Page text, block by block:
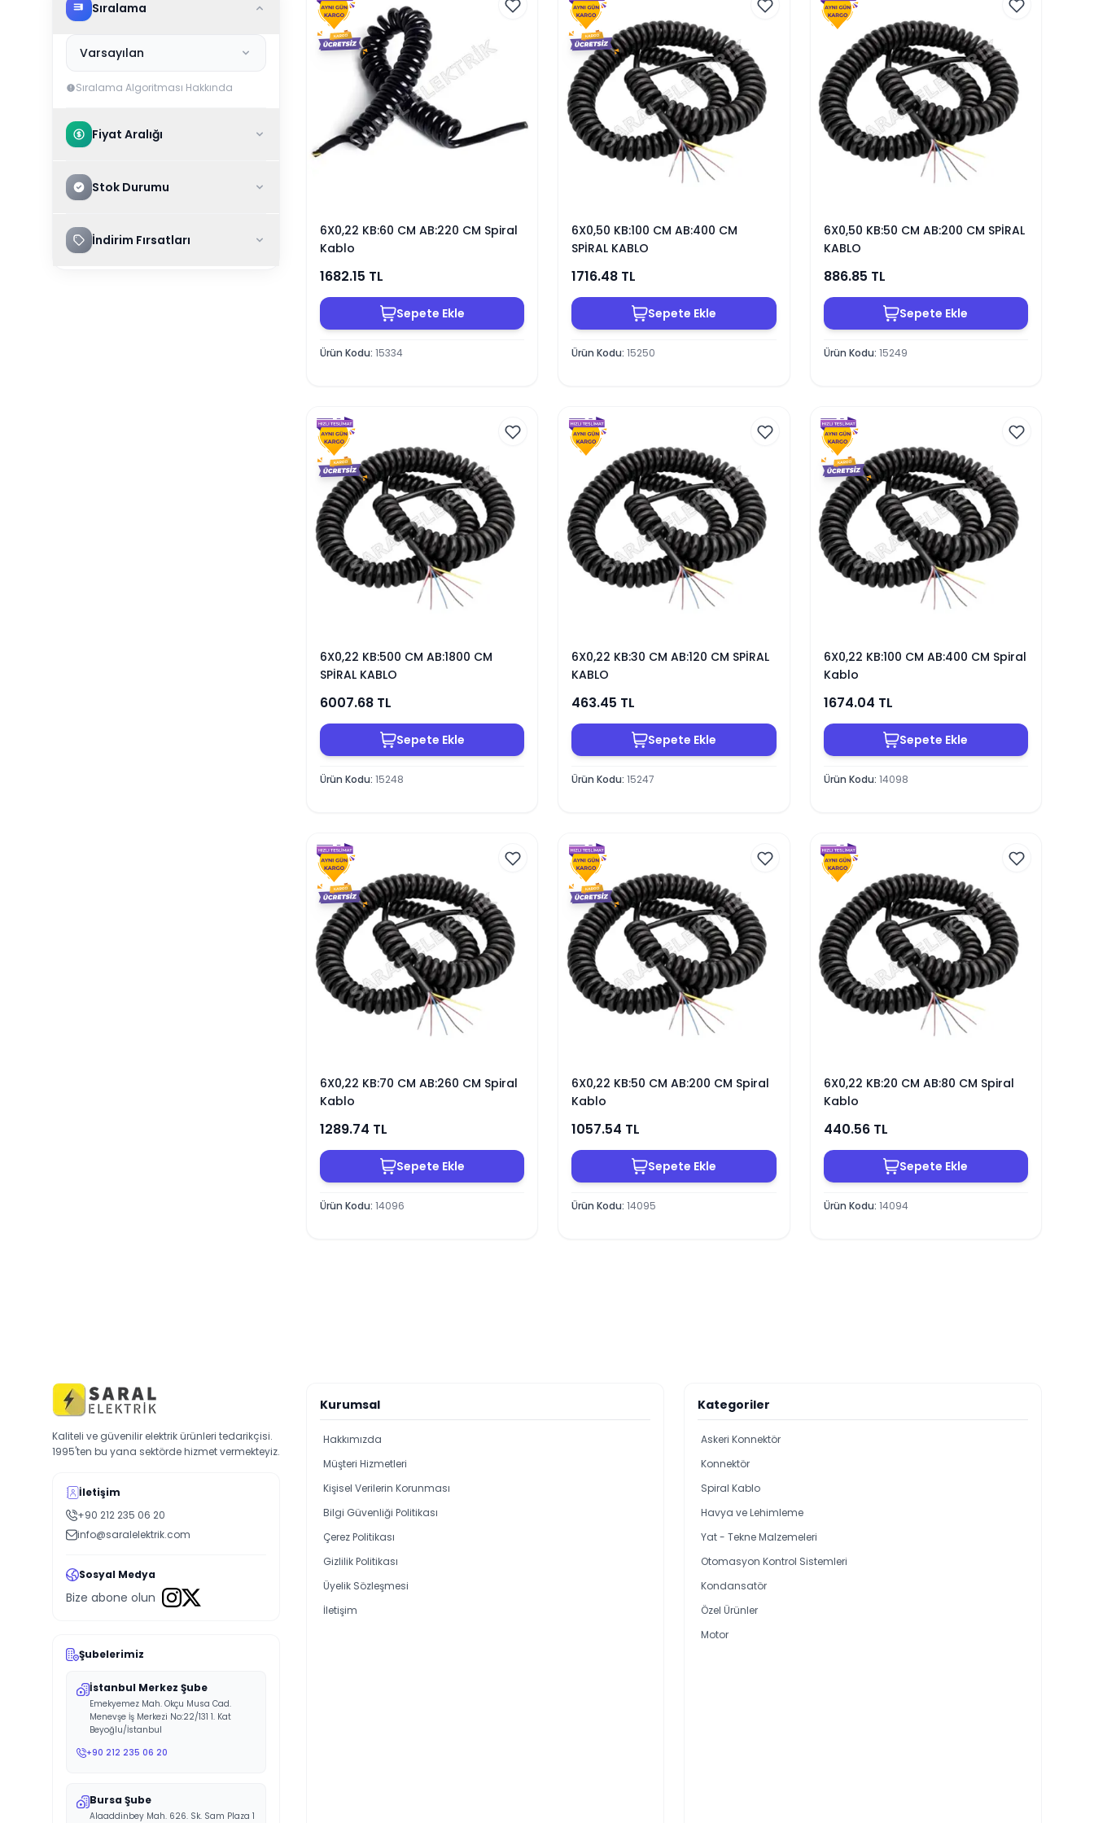
Sıralama
Varsayılan
Sıralama Algoritması Hakkında
Fiyat Aralığı
Stok Durumu
İndirim Fırsatları
6X0,22 KB:60 CM AB:220 CM Spiral
Kablo
1682.15 TL
Sepete Ekle
Ürün Kodu: 15334
6X0,50 KB:100 CM AB:400 CM
SPİRAL KABLO
1716.48 TL
Sepete Ekle
Ürün Kodu:15250
6X0,50 KB:50 CM AB:200 CM SPİRAL
KABLO
886.85 TL
Sepete Ekle
Ürün Kodu: 15249
6X0,22 KB:500 CM AB:1800 CM
SPİRAL KABLO
6007.68 TL
Sepete Ekle
Ürün Kodu: 15248
6X0,22 KB:30 CM AB:120 CM SPİRAL
KABLO
463.45 TL
Sepete Ekle
Ürün Kodu:15247
6X0,22 KB:100 CM AB:400 CM Spiral
Kablo
1674.04 TL
Sepete Ekle
Ürün Kodu: 14098
6X0,22 KB:70 CM AB:260 CM Spiral
Kablo
1289.74 TL
Sepete Ekle
Ürün Kodu: 14096
6X0,22 KB:50 CM AB:200 CM Spiral
Kablo
1057.54 TL
Sepete Ekle
Ürün Kodu:14095
6X0,22 KB:20 CM AB:80 CM Spiral
Kablo
440.56 TL
Sepete Ekle
Ürün Kodu: 14094
Kaliteli ve güvenilir elektrik ürünleri tedarikçisi.
1995'ten bu yana sektörde hizmet vermekteyiz.
İletişim
+90 212 235 06 20
info@saralelektrik.com
Sosyal Medya
Bize abone olun
Şubelerimiz
İstanbul Merkez Şube
Emekyemez Mah. Okçu Musa Cad.
Menevşe İş Merkezi No:22/131 1. Kat
Beyoğlu/İstanbul
+90 212 235 06 20
Bursa Şube
Alaaddinbey Mah. 626. Sk. Sam Plaza 1
Kurumsal
Hakkımızda
Müşteri Hizmetleri
Kişisel Verilerin Korunması
Bilgi Güvenliği Politikası
Çerez Politikası
Gizlilik Politikası
Üyelik Sözleşmesi
İletişim
Kategoriler
Askeri Konnektör
Konnektör
Spiral Kablo
Havya ve Lehimleme
Yat - Tekne Malzemeleri
Otomasyon Kontrol Sistemleri
Kondansatör
Özel Ürünler
Motor